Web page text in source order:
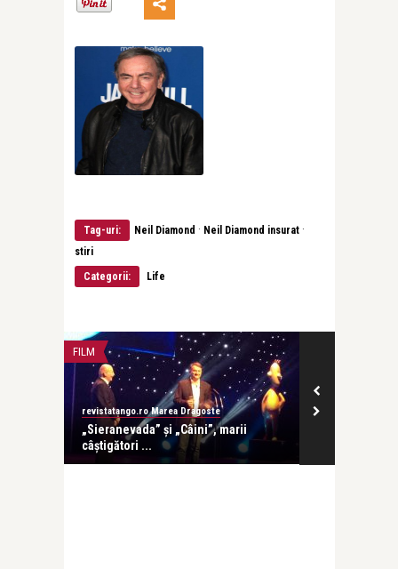
Tag-uri: Neil Diamond · Neil Diamond insurat ·
stiri
Categorii:
Life
FILM
revistatango.ro Marea Dragoste
„Sieranevada” și „Câini”, marii
câștigători ...